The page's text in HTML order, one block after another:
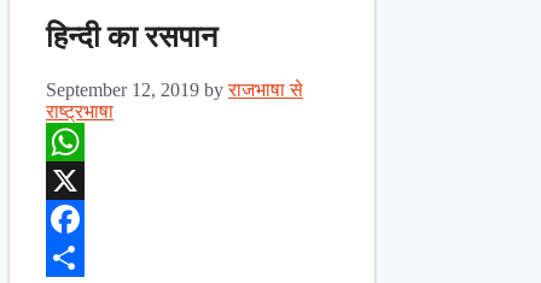
हिन्दी का रसपान
September 12, 2019 byराजभाषा से
राष्ट्रभाषा
WhatsApp
X
Facebook